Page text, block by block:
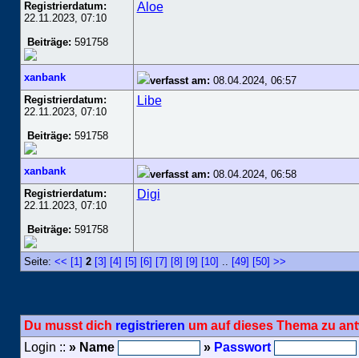
Registrierdatum:
22.11.2023, 07:10
Beiträge: 591758
Aloe
xanbank verfasst am: 08.04.2024, 06:57
Registrierdatum:
22.11.2023, 07:10
Beiträge: 591758
Libe
xanbank verfasst am: 08.04.2024, 06:58
Registrierdatum:
22.11.2023, 07:10
Beiträge: 591758
Digi
Seite: << [1] 2 [3] [4] [5] [6] [7] [8] [9] [10] .. [49] [50] >>
Du musst dich registrieren um auf dieses Thema zu
Login :: » Name » Passwort